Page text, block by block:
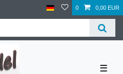
0 0,00 EUR
☰